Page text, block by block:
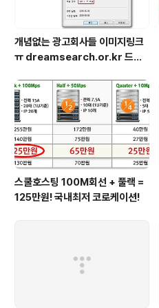
개념없는 광고회사들 이미지링크
ㅠ dreamsearch.or.kr 드림
스쿨호스팅 100M회선 + 풀랙 =
125만원! 국내최저 코로케이션!